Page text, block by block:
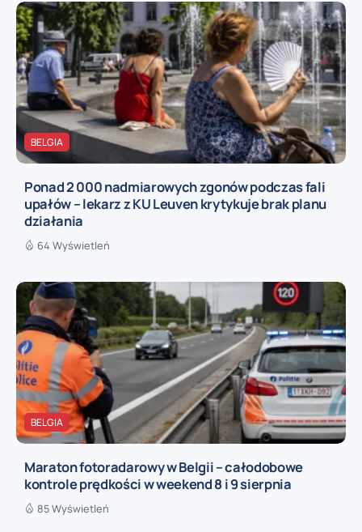
BELGIA
Ponad 2 000 nadmiarowych zgonów podczas fali
upałów – lekarz z KU Leuven krytykuje brak planu
działania
64 Wyświetleń
BELGIA
Maraton fotoradarowy w Belgii – całodobowe
kontrole prędkości w weekend 8 i 9 sierpnia
85 Wyświetleń